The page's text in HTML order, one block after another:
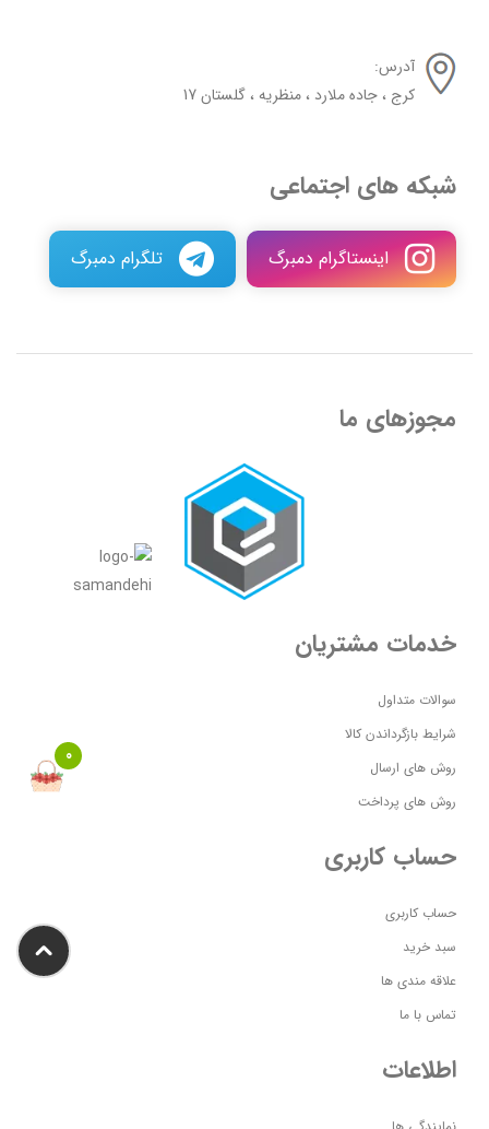
آدرس:
کرج ، جاده ملارد ، منظریه ، گلستان 17
شبکه های اجتماعی
اینستاگرام دمبرگ تلگرام دمبرگ
مجوزهای ما
خدمات مشتریان
سوالات متداول
شرایط بازگرداندن کالا
روش های ارسال
روش های پرداخت
حساب کاربری
حساب کاربری
سبد خرید
علاقه مندی ها
تماس با ما
اطلاعات
0